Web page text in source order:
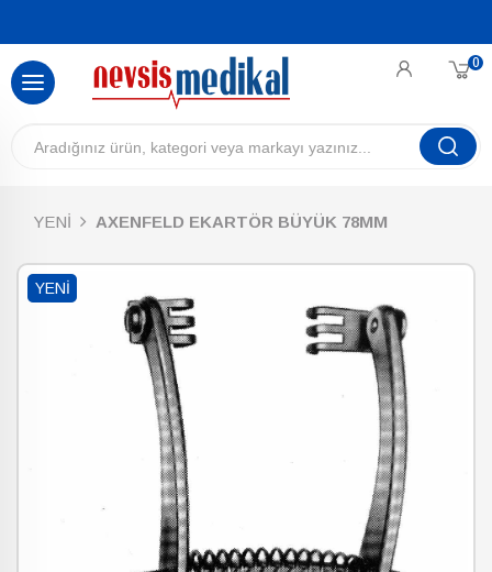
0
YENİ AXENFELD EKARTÖR BÜYÜK 78MM
YENI